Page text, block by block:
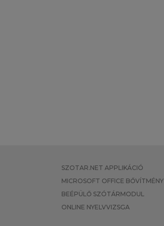
SZOTAR.NET APPLIKÁCIÓ
MICROSOFT OFFICE BŐVÍTMÉNY
BEÉPÜLŐ SZÓTÁRMODUL
ONLINE NYELVVIZSGA